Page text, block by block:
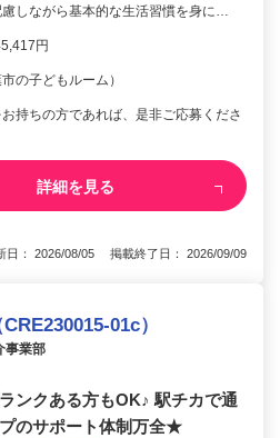
しながら基本的な生活習慣を身に…
円
の子どもルーム）
持ちの方であれば、是非ご応募くださ
詳細を見る
日： 2026/08/05 掲載終了日： 2026/09/09
01c）
事業部
ンクある方もOK♪ 駅チカで通
のサポート体制万全★